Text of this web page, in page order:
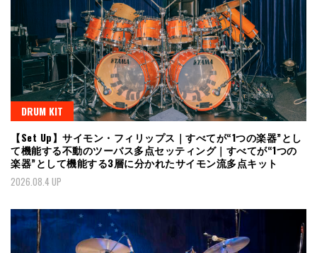
DRUM KIT
【Set Up】サイモン・フィリップス｜すべてが“1つの楽器”とし
て機能する不動のツーバス多点セッティング｜すべてが“1つの
楽器”として機能する3層に分かれたサイモン流多点キット
2026.08.4 UP